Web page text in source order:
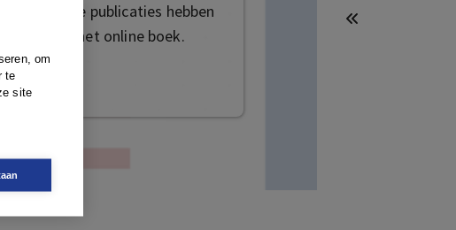
om
te
site
Sommige publicaties hebben
tot het online boek.